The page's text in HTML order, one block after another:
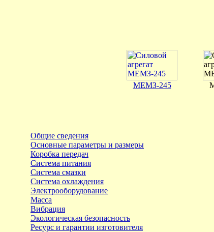
МЕМЗ-245
Общие сведения
Основные параметры и размеры
Коробка передач
Система питания
Система смазки
Система охлаждения
Электрооборудование
Масса
Вибрация
Экологическая безопасность
Ресурс и гарантии изготовителя